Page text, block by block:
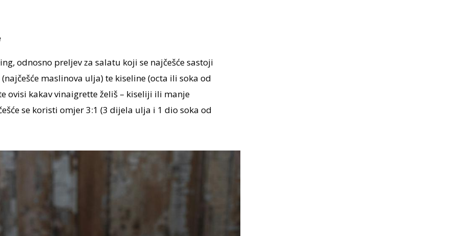
odnosno preljev za salatu koji se najčešće sastoji
maslinova ulja) te kiseline (octa ili soka od
ovisi kakav vinaigrette želiš – kiseliji ili manje
se koristi omjer 3:1 (3 dijela ulja i 1 dio soka od